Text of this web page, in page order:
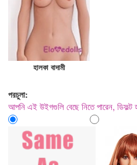
হালকা বাদামী
পরচুলা:
আপনি এই উইগগুলি বেছে নিতে পারেন,